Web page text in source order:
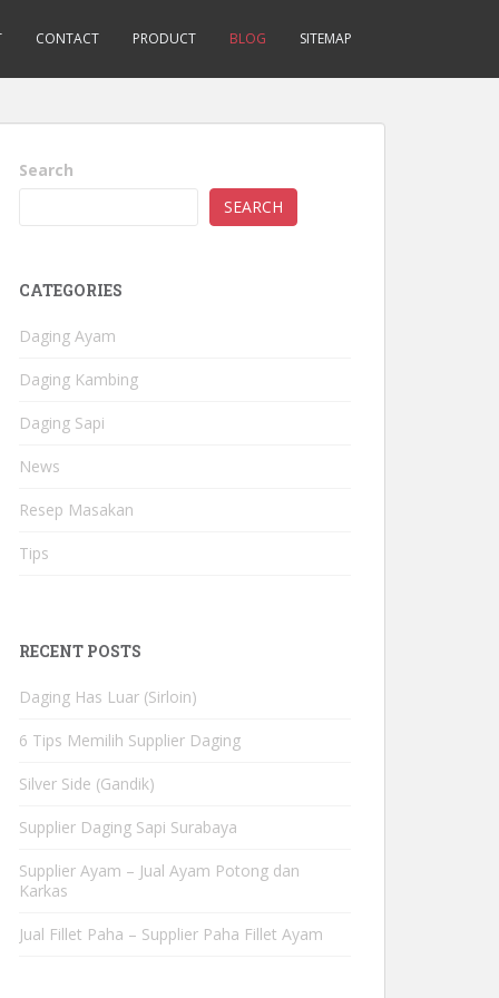
CONTACT PRODUCT BLOG SITEMAP
Search
SEARCH
CATEGORIES
Daging Ayam
Daging Kambing
Daging Sapi
News
Resep Masakan
Tips
RECENT POSTS
Daging Has Luar (Sirloin)
6 Tips Memilih Supplier Daging
Silver Side (Gandik)
Supplier Daging Sapi Surabaya
Supplier Ayam – Jual Ayam Potong dan
Karkas
Jual Fillet Paha – Supplier Paha Fillet Ayam